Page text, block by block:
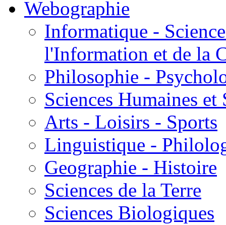
Webographie
Informatique -
l'Information et de la
Philosophie -
Sciences Humaines et
Arts - Loisirs - Sports
Linguistique -
Geographie - Histoire
Sciences de la Terre
Sciences Biologiques